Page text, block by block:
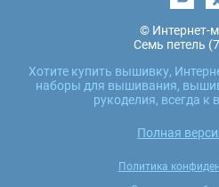
© Интернет-
Семь петель
Хотите купить вышивку,
наборы для вышивания,
рукоделия, всегда к
Полная
Политика